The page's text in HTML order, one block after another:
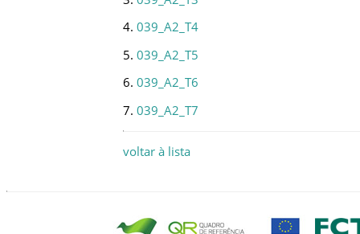
4. 039_A2_T4
5. 039_A2_T5
6. 039_A2_T6
7. 039_A2_T7
voltar à lista